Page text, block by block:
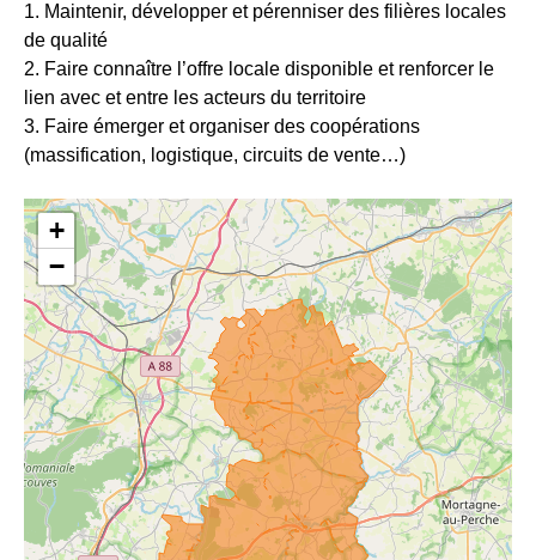
1. Maintenir, développer et pérenniser des filières locales
de qualité​
2. Faire connaître l’offre locale disponible et renforcer le
lien avec et entre les acteurs du territoire
3. Faire émerger et organiser des coopérations
(massification, logistique, circuits de vente…)
+
−